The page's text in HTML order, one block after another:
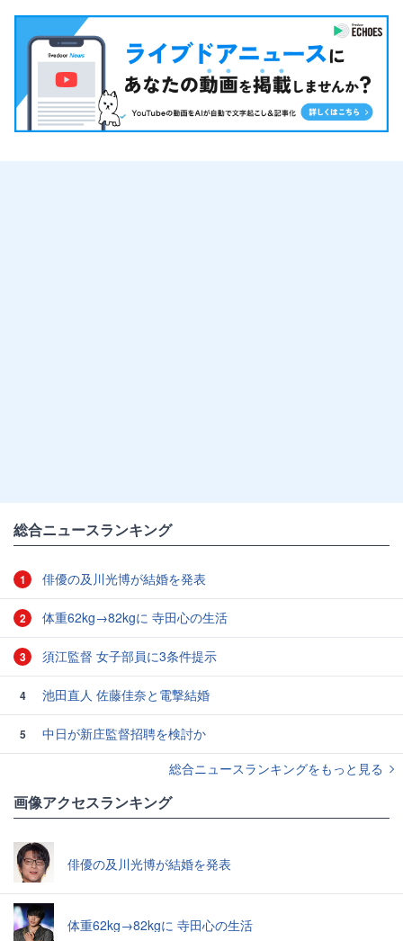
総合ニュースランキング
1 俳優の及川光博が結婚を発表
2 体重62kg→82kgに 寺田心の生活
3 須江監督 女子部員に3条件提示
4 池田直人 佐藤佳奈と電撃結婚
5
中日が新庄監督招聘を検討か
総合ニュースランキングをもっと見る
画像アクセスランキング
俳優の及川光博が結婚を発表
体重62kg→82kgに 寺田心の生活